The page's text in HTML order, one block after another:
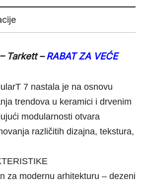
Tarkett –RABAT ZA VEĆE
7 nastala je na osnovu
trendova u keramici i drvenim
modularnosti otvara
različitih dizajna, tekstura,
za modernu arhitekturu – dezeni